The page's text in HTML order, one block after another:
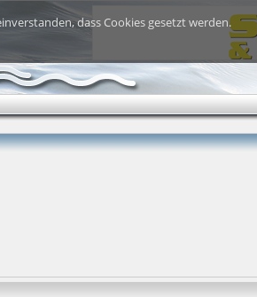
dass Cookies gesetzt werden.